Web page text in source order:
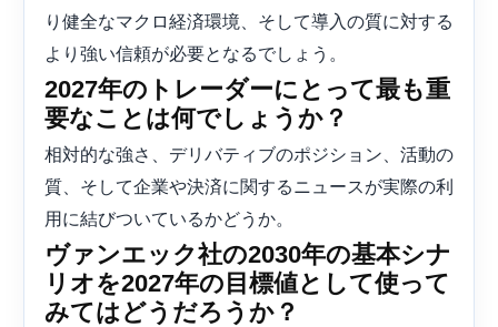
り健全なマクロ経済環境、そして導入の質に対する
より強い信頼が必要となるでしょう。
2027年のトレーダーにとって最も重
要なことは何でしょうか？
相対的な強さ、デリバティブのポジション、活動の
質、そして企業や決済に関するニュースが実際の利
用に結びついているかどうか。
ヴァンエック社の2030年の基本シナ
リオを2027年の目標値として使って
みてはどうだろうか？